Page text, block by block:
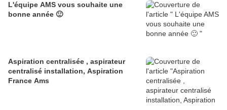
L'équipe AMS vous souhaite une
bonne année 🙂
Aspiration centralisée , aspirateur
centralisé installation, Aspiration
France Ams